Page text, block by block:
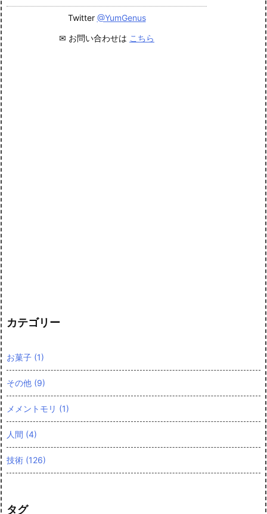
Twitter @YumGenus
✉ お問い合わせは こちら
カテゴリー
お菓子 (1)
その他 (9)
メメントモリ (1)
人間 (4)
技術 (126)
タグ